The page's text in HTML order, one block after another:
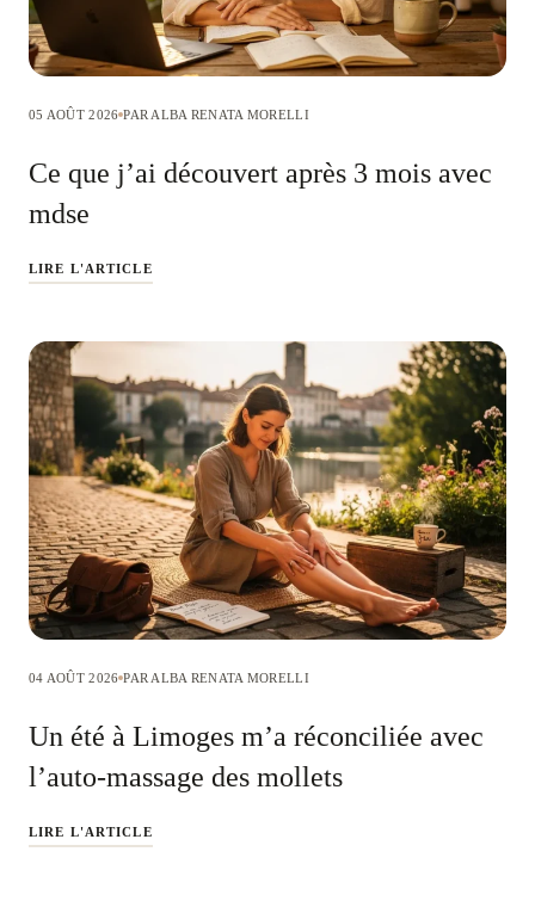
05 AOÛT 2026 PAR ALBA RENATA MORELLI
Ce que j’ai découvert après 3 mois avec
mdse
LIRE L'ARTICLE
04 AOÛT 2026 PAR ALBA RENATA MORELLI
Un été à Limoges m’a réconciliée avec
l’auto-massage des mollets
LIRE L'ARTICLE